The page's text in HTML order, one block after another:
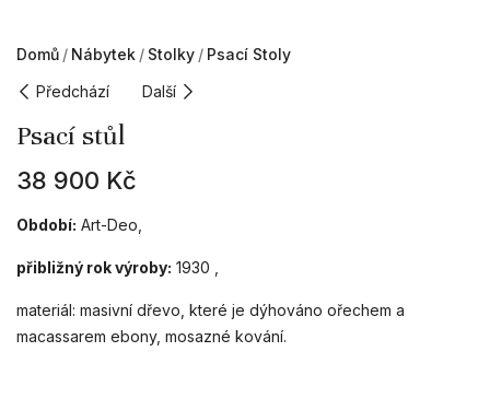
Domů Nábytek Stolky
Psací Stoly
Předchází
Další
Psací stůl
38 900 Kč
Období: Art-Deo,
přibližný rok výroby: 1930 ,
materiál: masivní dřevo, které je dýhováno ořechem a
macassarem ebony, mosazné kování.